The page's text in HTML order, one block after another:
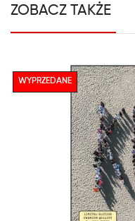
ZOBACZ TAKŻE
WYPRZEDANE